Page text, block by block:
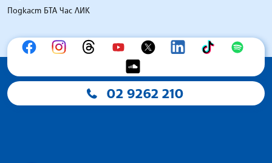
Подкаст БТА Час ЛИК
02 9262 210